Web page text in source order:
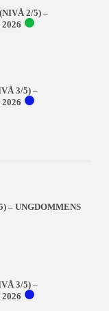
2/5) –
3/5) –
– UNGDOMMENS
3/5) –